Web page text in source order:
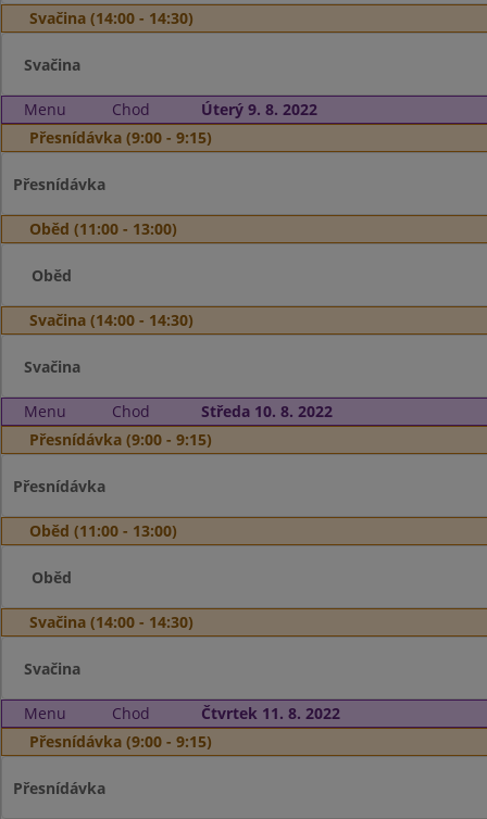
Svačina (14:00 - 14:30)
Svačina
Menu Chod
Úterý 9. 8. 2022
Přesnídávka (9:00 - 9:15)
Přesnídávka
Oběd (11:00 - 13:00)
Oběd
Svačina (14:00 - 14:30)
Svačina
Menu Chod
Středa 10. 8. 2022
Přesnídávka (9:00 - 9:15)
Přesnídávka
Oběd (11:00 - 13:00)
Oběd
Svačina (14:00 - 14:30)
Svačina
Menu Chod
Čtvrtek 11. 8. 2022
Přesnídávka (9:00 - 9:15)
Přesnídávka